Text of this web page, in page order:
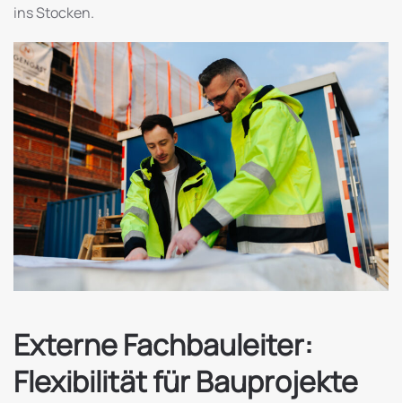
ins Stocken.
Externe Fachbauleiter:
Flexibilität für Bauprojekte